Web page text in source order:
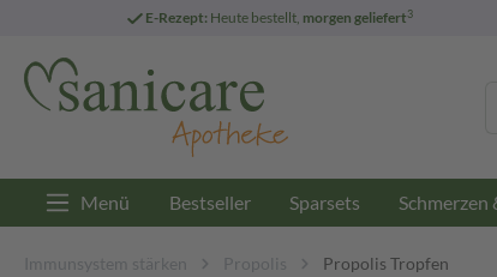
E-Rezept: Heute bestellt, morgen geliefert3
Menü Bestseller Sparsets Schmerzen
Immunsystem stärken Propolis Propolis Tropfen